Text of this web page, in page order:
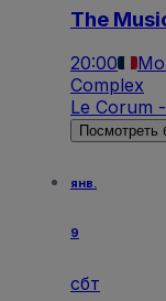
The
20:00
Complex
Le Corum
Посмотреть
янв.
9
сбт